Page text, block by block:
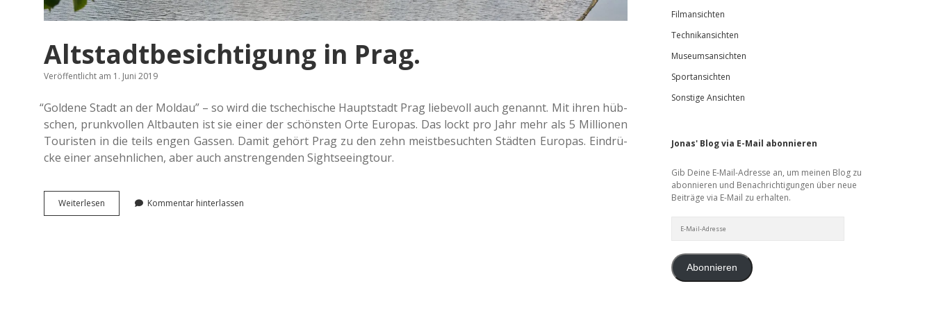
Altstadtbesichtigung in Prag.
Veröffentlicht am 1. Juni 2019
“Gol­de­ne Stadt an der Moldau” – so wird die tsche­chi­sche Haupt­stadt Prag lie­be­voll auch genannt. Mit ihren hüb­
schen, prunk­vol­len Alt­bau­ten ist sie einer der schöns­ten Orte Euro­pas. Das lockt pro Jahr mehr als 5 Mil­lio­nen
Tou­ris­ten in die teils engen Gassen. Damit gehört Prag zu den zehn meist­be­such­ten Städ­ten Euro­pas. Ein­drü­
cke einer ansehn­li­chen, aber auch anstren­gen­den Sightseeingtour.
Wei­ter­le­sen
stadt­
Kommentar hinterlassen
Filmansichten
Technikansichten
Museumsansichten
Sportansichten
Sonstige Ansichten
Jonas' Blog via E-Mail abonnieren
Gib Deine E-Mail-Adresse an, um meinen Blog zu
abonnieren und Benachrichtigungen über neue
Beiträge via E-Mail zu erhalten.
Mail-
Abonnieren